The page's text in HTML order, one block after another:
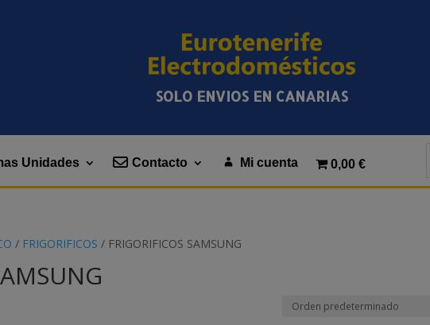
SOLO ENVIOS EN CANARIAS
Unidades Contacto Mi cuenta 0,00 €
/ FRIGORIFICOS / FRIGORIFICOS SAMSUNG